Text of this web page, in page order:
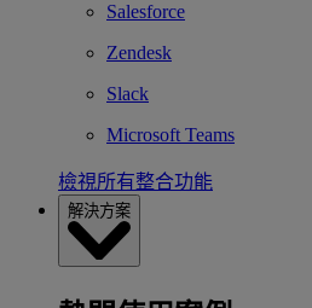
Salesforce
Zendesk
Slack
Microsoft Teams
檢視所有整合功能
解決方案